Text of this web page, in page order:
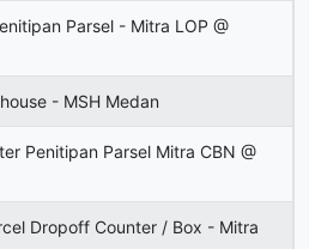
Parsel - Mitra LOP @
- MSH Medan
Penitipan Parsel Mitra CBN @
Dropoff Counter / Box - Mitra